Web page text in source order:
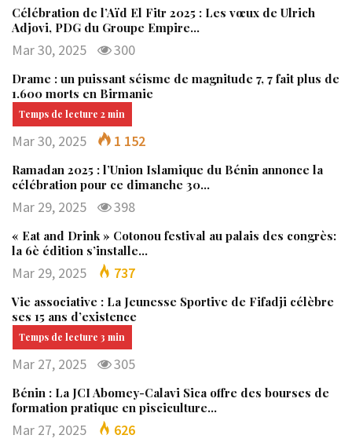
Célébration de l’Aïd El Fitr 2025 : Les vœux de Ulrich
Adjovi, PDG du Groupe Empire…
Mar 30, 2025 300
Drame : un puissant séisme de magnitude 7, 7 fait plus de
1.600 morts en Birmanie
Mar 30, 2025 1 152
Ramadan 2025 : l’Union Islamique du Bénin annonce la
célébration pour ce dimanche 30…
Mar 29, 2025 398
« Eat and Drink » Cotonou festival au palais des congrès:
la 6è édition s’installe…
Mar 29, 2025 737
Vie associative : La Jeunesse Sportive de Fifadji célèbre
ses 15 ans d’existence
Mar 27, 2025 305
Bénin : La JCI Abomey-Calavi Sica offre des bourses de
formation pratique en pisciculture…
Mar 27, 2025 626